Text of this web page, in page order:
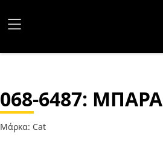
068-6487: ΜΠΑΡΑ
Μάρκα: Cat